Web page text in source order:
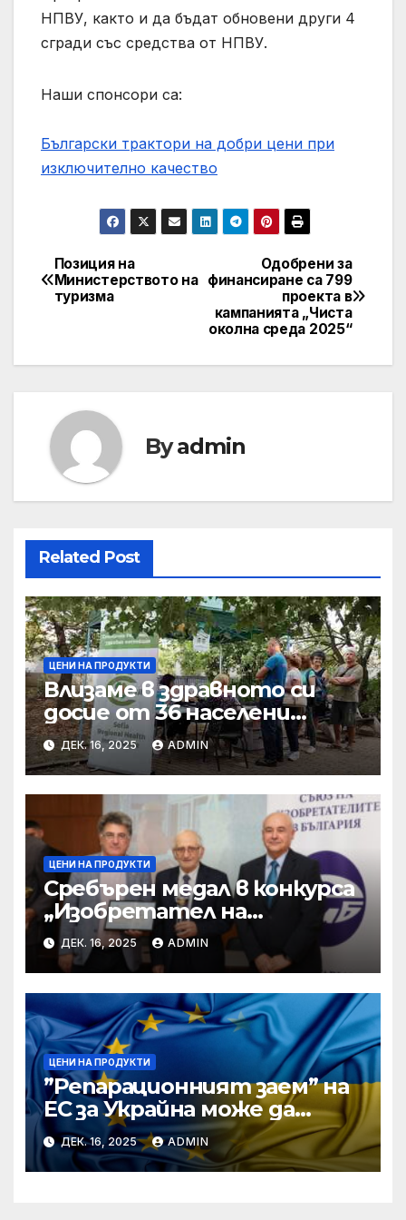
НПВУ, както и да бъдат обновени други 4
сгради със средства от НПВУ.
Наши спонсори са:
Български трактори на добри цени при
изключително качество
Навигация
Одобрени за
финансиране са 799
проекта в
кампанията „Чиста
околна среда 2025“
Позиция на
Министерството на
туризма
Byadmin
Related Post
ЦЕНИ НА ПРОДУКТИ
Влизаме в здравното си
досие от 36 населени
места • МЗ
ДЕК. 16, 2025 ADMIN
ЦЕНИ НА ПРОДУКТИ
Сребърен медал в конкурса
„Изобретател на
годината“ за учени от БАН
ДЕК. 16, 2025 ADMIN
ЦЕНИ НА ПРОДУКТИ
”Репарационният заем” на
ЕС за Украйна може да
достигне 130 милиарда
евро
ДЕК. 16, 2025 ADMIN